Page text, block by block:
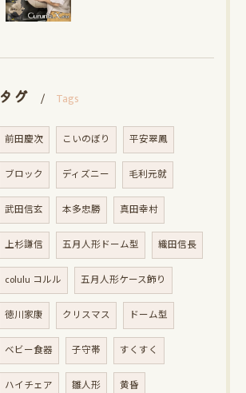
タグ Tags
前田慶次 こいのぼり 平安翠鳳
ブロック ディズニー 毛利元就
武田信玄 本多忠勝 真田幸村
上杉謙信 五月人形ドーム型 織田信長
colulu コルル 五月人形ケース飾り
徳川家康 クリスマス ドーム型
ベビー食器 子守帯 すくすく
ハイチェア 雛人形 黄昏